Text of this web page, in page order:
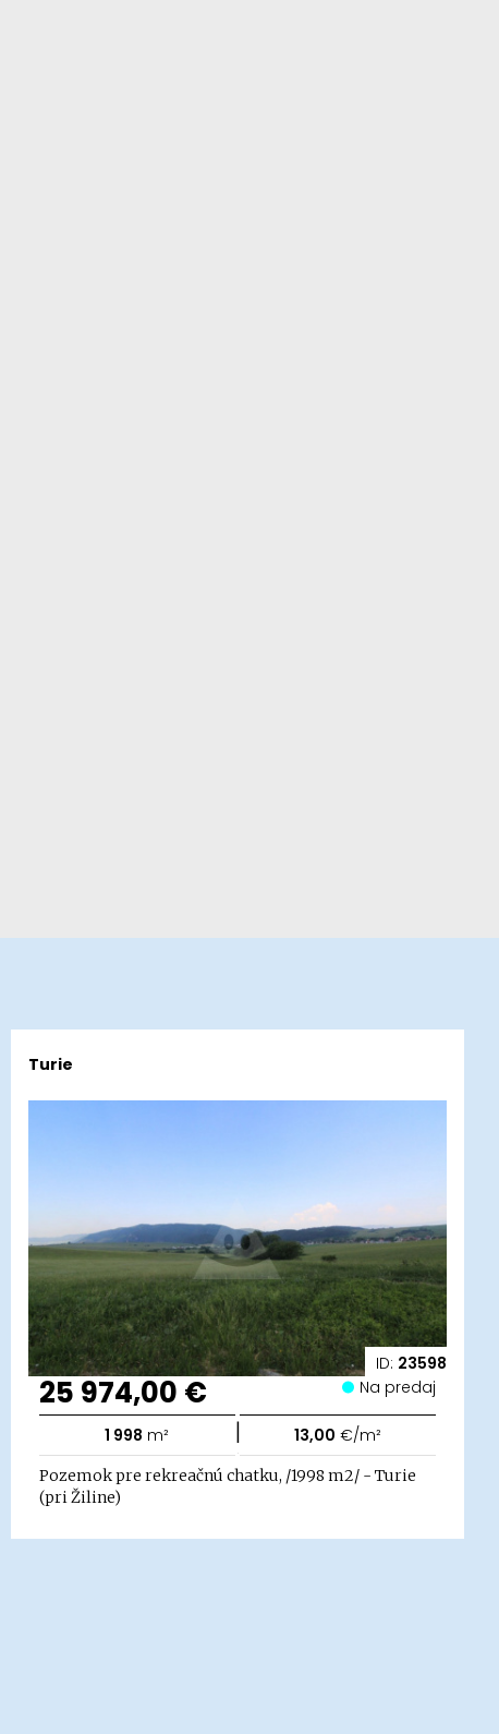
ID: 23598
Turie
25 974,00 € Na predaj
1 998 m² | 13,00 €/m²
Pozemok pre rekreačnú chatku, /1998 m2/ - Turie
(pri Žiline)